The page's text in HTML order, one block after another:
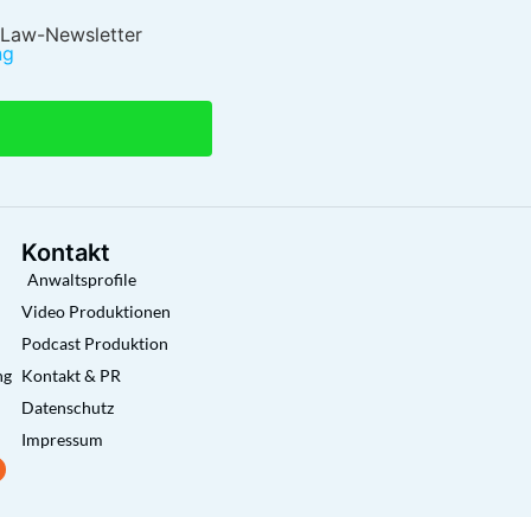
Newsletter
Kontakt
Anwaltsprofile
Video Produktionen
Podcast Produktion
Kontakt & PR
Datenschutz
Impressum